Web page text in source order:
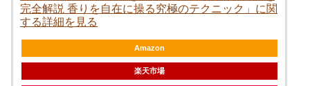
完全解説 香りを自在に操る究極のテクニック」に関
する詳細を見る
Amazon
楽天市場